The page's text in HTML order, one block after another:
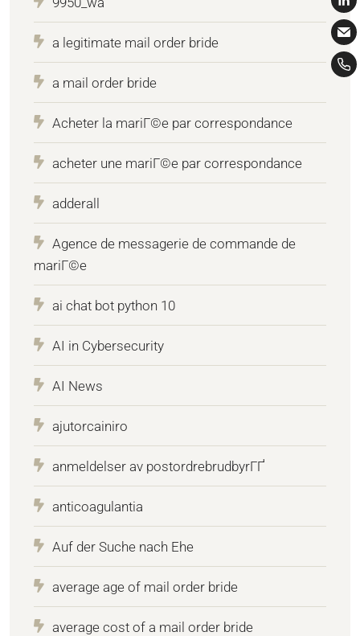
a legitimate mail order bride
a mail order bride
Acheter la mariГ©e par correspondance
acheter une mariГ©e par correspondance
adderall
Agence de messagerie de commande de
mariГ©e
ai chat bot python 10
AI in Cybersecurity
AI News
ajutorcainiro
anmeldelser av postordrebrudbyrГҐ
anticoagulantia
Auf der Suche nach Ehe
average age of mail order bride
average cost of a mail order bride